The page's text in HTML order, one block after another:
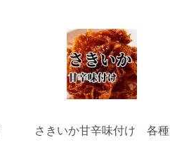
さきいか甘辛味付け 各種